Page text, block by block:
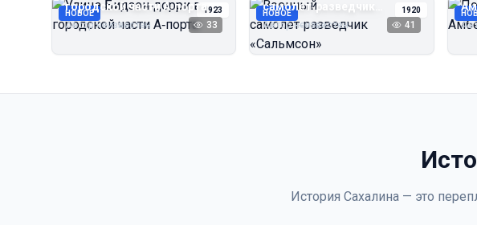
НОВОЕ 1923
городской части А‑порта
Автор неизвестен 33
НОВОЕ 1920
самолёт‑разведчик
«Сальмсон»
Автор неизвестен 41
История Сахалина — это